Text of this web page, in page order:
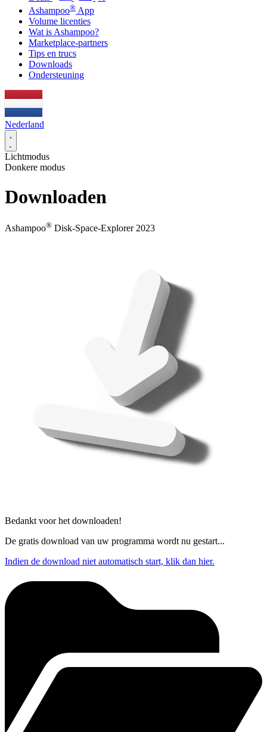
Ashampoo® App
Volume licenties
Wat is Ashampoo?
Marketplace-partners
Tips en trucs
Downloads
Ondersteuning
Nederland
Lichtmodus
Donkere modus
Downloaden
Ashampoo® Disk-Space-Explorer 2023
Bedankt voor het downloaden!
De gratis download van uw programma wordt nu gestart...
Indien de download niet automatisch start, klik dan hier.